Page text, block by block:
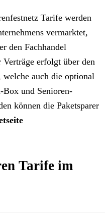
Tarife werden
vermarktet,
den Fachhandel
erfolgt über den
welche auch die optional
Box und Senioren-
können die Paketsparer
Tarife im